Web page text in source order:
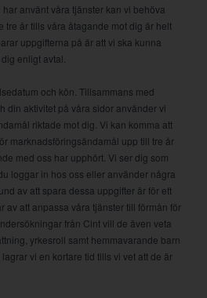
använt våra tjänster kan vi behöva
tre år tills våra åtagande mot dig är helt
uppgifterna på är att vi ska kunna
enligt avtal.
och kön. Tillsammans med
din aktivitet på våra sidor använder vi
riktade mot dig. Vi kan komma att
marknadsföringsändamål upp till tre år
med oss har upphört. Vi ser dig som
loggar in hos oss eller använder några
av att spara dessa uppgifter är för ett
av att anpassa våra tjänster till förmån för
från Cint vill de även veta
yrkesroll samt hemmavarande barn
vi en kortare tid tills vi vet att de är